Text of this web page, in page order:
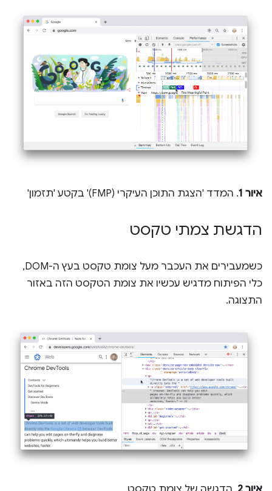
איור 1 . המדד 'הצגת התוכן העיקרי (FMP)' בקטע 'תזמון'
הדגשת צמתי טקסט
כשמעבירים את העכבר מעל צומת טקסט בעץ ה-DOM,
כלי הפיתוח מדגיש עכשיו את צומת הטקסט הזה באזור
התצוגה.